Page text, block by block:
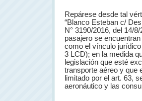
Repárese desde tal
“Blanco Esteban c/
N° 3190/2016, del 14/
pasajero se
como el vínculo
3 LCD); en la medida
legislación que esté
transporte aéreo y que
limitado por el art. 63,
aeronáutico y las